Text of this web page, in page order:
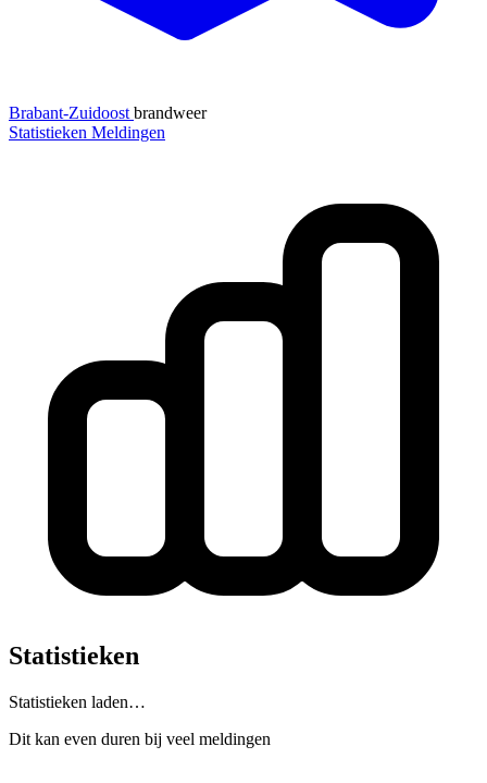
Brabant-Zuidoost brandweer
Statistieken Meldingen
Statistieken
Statistieken laden…
Dit kan even duren bij veel meldingen